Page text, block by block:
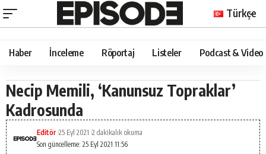
Türkçe
Haber İnceleme Röportaj Listeler Podcast & Video
Necip Memili, ‘Kanunsuz Topraklar’
Kadrosunda
Son güncelleme: 25 Eyl 2021 11:56
Editör 25 Eyl 2021 2 dakikalık okuma